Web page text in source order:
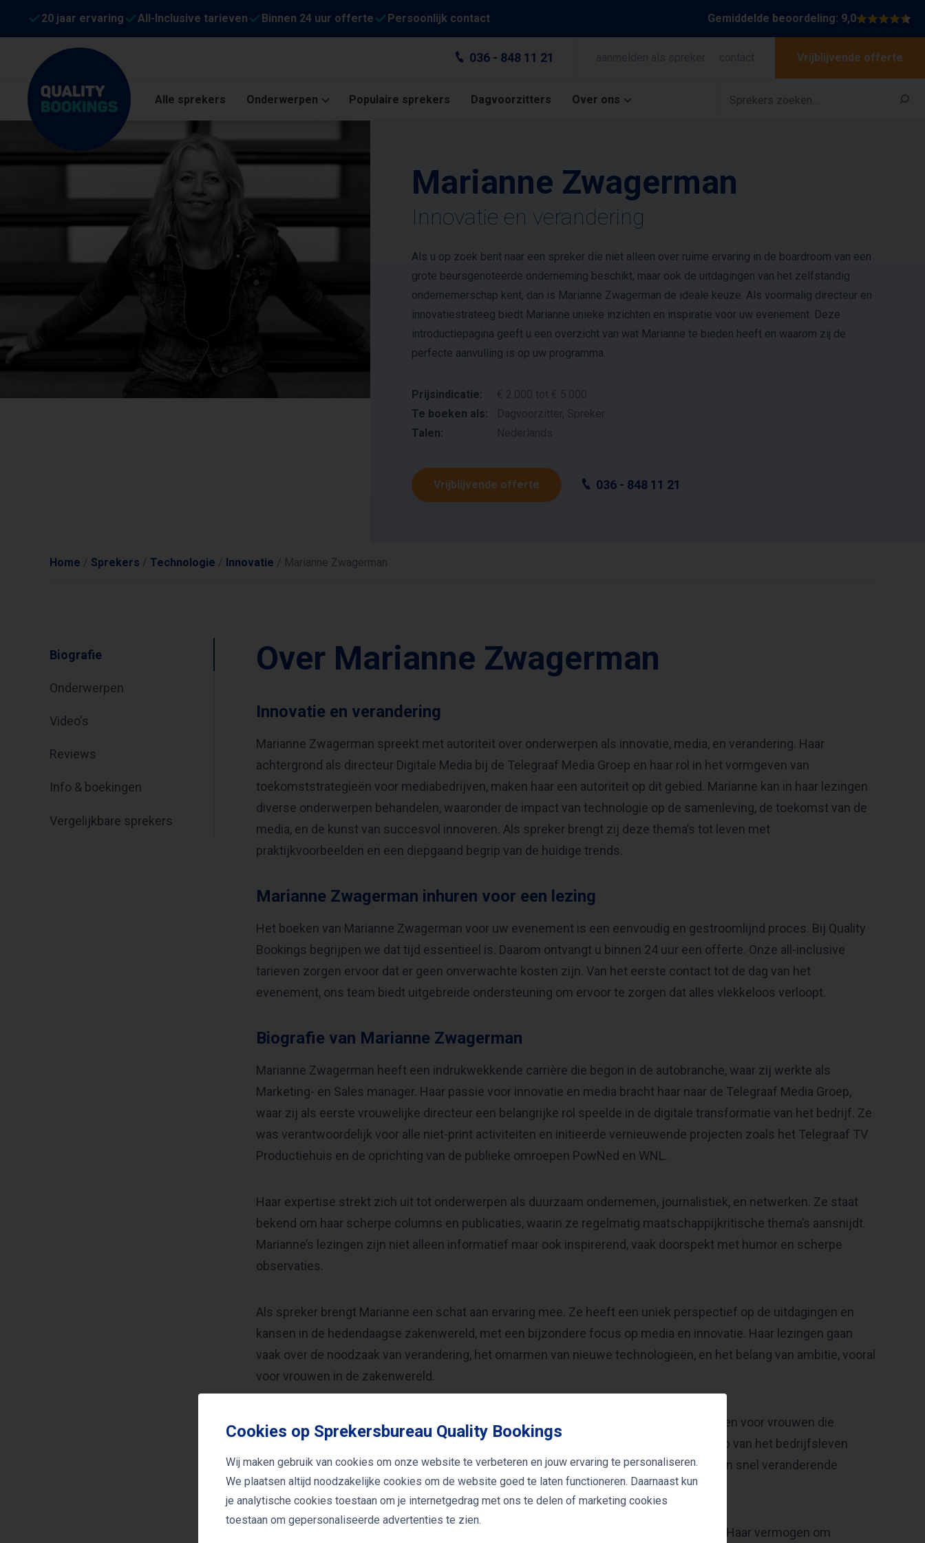
20 jaar ervaring All-Inclusive tarieven Binnen 24 uur offerte Persoonlijk contact Gemiddelde beoordeling: 9,0
036 - 848 11 21 Vrijblijvende offerte
Alle sprekers Onderwerpen Populaire sprekers Dagvoorzitters Over ons
Marianne Zwagerman
Innovatie en verandering
Als u op zoek bent naar een spreker die niet alleen over ruime ervaring in de boardroom van een
grote beursgenoteerde onderneming beschikt, maar ook de uitdagingen van het zelfstandig
ondernemerschap kent, dan is Marianne Zwagerman de ideale keuze. Als voormalig directeur en
innovatiestrateeg biedt Marianne unieke inzichten en inspiratie voor uw evenement. Deze
introductiepagina geeft u een overzicht van wat Marianne te bieden heeft en waarom zij de
perfecte aanvulling is op uw programma.
Prijsindicatie:
€ 2.000 tot € 5.000
Te boeken als:
Talen:
Vrijblijvende offerte 036 - 848 11 21
Home / Sprekers / Technologie / Innovatie / Marianne Zwagerman
Biografie
Onderwerpen
Video's
Reviews
Info & boekingen
Vergelijkbare sprekers
Over Marianne Zwagerman
Innovatie en verandering
Marianne Zwagerman spreekt met autoriteit over onderwerpen als innovatie, media, en verandering. Haar
achtergrond als directeur Digitale Media bij de Telegraaf Media Groep en haar rol in het vormgeven van
toekomststrategieën voor mediabedrijven, maken haar een autoriteit op dit gebied. Marianne kan in haar lezingen
diverse onderwerpen behandelen, waaronder de impact van technologie op de samenleving, de toekomst van de
media, en de kunst van succesvol innoveren. Als spreker brengt zij deze thema’s tot leven met
praktijkvoorbeelden en een diepgaand begrip van de huidige trends.
Marianne Zwagerman inhuren voor een lezing
Het boeken van Marianne Zwagerman voor uw evenement is een eenvoudig en gestroomlijnd proces. Bij Quality
Bookings begrijpen we dat tijd essentieel is. Daarom ontvangt u binnen 24 uur een offerte. Onze all-inclusive
tarieven zorgen ervoor dat er geen onverwachte kosten zijn. Van het eerste contact tot de dag van het
evenement, ons team biedt uitgebreide ondersteuning om ervoor te zorgen dat alles vlekkeloos verloopt.
Biografie van Marianne Zwagerman
Marianne Zwagerman heeft een indrukwekkende carrière die begon in de autobranche, waar zij werkte als
Marketing- en Sales manager. Haar passie voor innovatie en media bracht haar naar de Telegraaf Media Groep,
waar zij als eerste vrouwelijke directeur een belangrijke rol speelde in de digitale transformatie van het bedrijf. Ze
was verantwoordelijk voor alle niet-print activiteiten en initieerde vernieuwende projecten zoals het Telegraaf TV
Productiehuis en de oprichting van de publieke omroepen PowNed en WNL.
Haar expertise strekt zich uit tot onderwerpen als duurzaam ondernemen, journalistiek, en netwerken. Ze staat
bekend om haar scherpe columns en publicaties, waarin ze regelmatig maatschappijkritische thema’s aansnijdt.
Marianne’s lezingen zijn niet alleen informatief maar ook inspirerend, vaak doorspekt met humor en scherpe
observaties.
Als spreker brengt Marianne een schat aan ervaring mee. Ze heeft een uniek perspectief op de uitdagingen en
kansen in de hedendaagse zakenwereld, met een bijzondere focus op media en innovatie. Haar lezingen gaan
vaak over de noodzaak van verandering, het omarmen van nieuwe technologieën, en het belang van ambitie, vooral
voor vrouwen in de zakenwereld.
In haar boek “Een webshop is geen carrière” geeft ze praktische en humorvolle adviezen voor vrouwen die
streven naar succes. Met haar ervaring als zelfstandig ondernemer en haar rol in de top van het bedrijfsleven
biedt Marianne een uniek inzicht in wat het betekent om te leiden en te innoveren in een snel veranderende
wereld.
Marianne Zwagerman is een spreker die uw publiek zal boeien, uitdagen en inspireren. Haar vermogen om
Cookies op Sprekersbureau Quality Bookings
Wij maken gebruik van cookies om onze website te verbeteren en jouw ervaring te personaliseren.
We plaatsen altijd noodzakelijke cookies om de website goed te laten functioneren. Daarnaast kun
je analytische cookies toestaan om je internetgedrag met ons te delen of marketing cookies
toestaan om gepersonaliseerde advertenties te zien.